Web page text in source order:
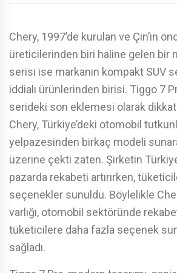
Chery, 1997’de kurulan ve Çin’in
üreticilerinden biri haline gelen bir
serisi ise markanın kompakt SUV
iddialı ürünlerinden birisi. Tiggo 7
serideki son eklemesi olarak dikkat
Chery, Türkiye’deki otomobil
yelpazesinden birkaç modeli
üzerine çekti zaten. Şirketin
pazarda rekabeti artırırken,
seçenekler sunuldu. Böylelikle
varlığı, otomobil sektöründe
tüketicilere daha fazla seçenek
sağladı.